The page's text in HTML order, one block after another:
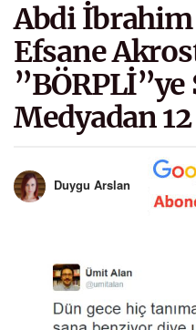
Abdi
Efsane
”BÖRPLİ”ye
Medyadan
Duygu Arslan